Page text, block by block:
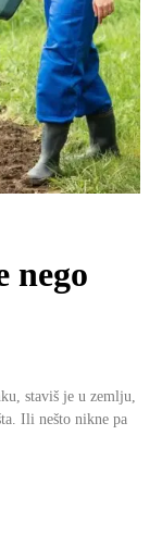
nego
staviš je u zemlju,
Ili nešto nikne pa